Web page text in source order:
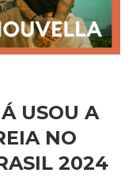
USOU A
NO
2024